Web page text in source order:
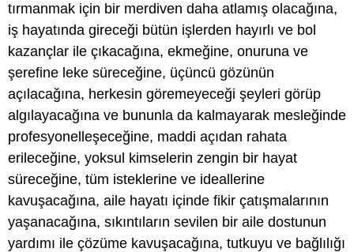
tırmanmak için bir merdiven daha atlamış olacağına,
iş hayatında gireceği bütün işlerden hayırlı ve bol
kazançlar ile çıkacağına, ekmeğine, onuruna ve
şerefine leke süreceğine, üçüncü gözünün
açılacağına, herkesin göremeyeceği şeyleri görüp
algılayacağına ve bununla da kalmayarak mesleğinde
profesyonelleşeceğine, maddi açıdan rahata
erileceğine, yoksul kimselerin zengin bir hayat
süreceğine, tüm isteklerine ve ideallerine
kavuşacağına, aile hayatı içinde fikir çatışmalarının
yaşanacağına, sıkıntıların sevilen bir aile dostunun
yardımı ile çözüme kavuşacağına, tutkuyu ve bağlılığı